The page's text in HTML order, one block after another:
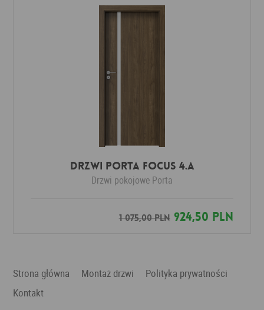
DRZWI PORTA FOCUS 4.A
Drzwi pokojowe Porta
1 075,00 PLN924,50 PLN
Strona główna Montaż drzwi
Polityka prywatności
Kontakt